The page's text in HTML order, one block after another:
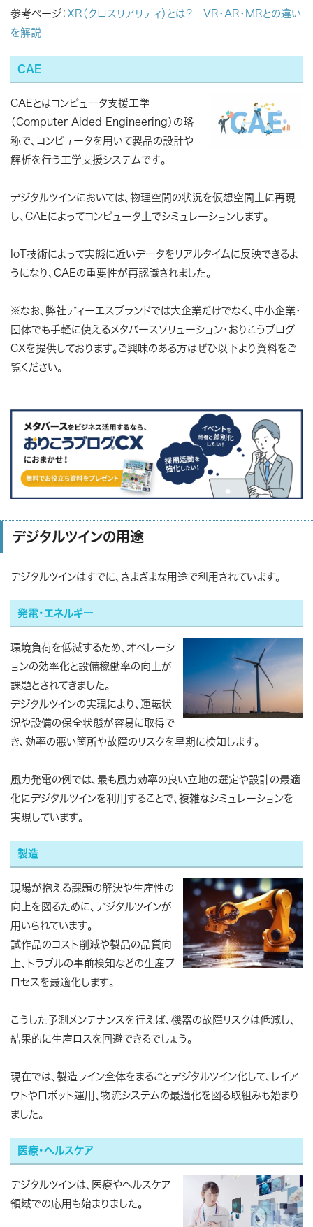
参考ページ： XR（クロスリアリティ）とは？ VR・AR・MRとの違い
を解説
CAE
CAEとはコンピュータ支援工学
（Computer Aided Engineering）の略
称で、コンピュータを用いて製品の設計や
解析を行う工学支援システムです。
デジタルツインにおいては、物理空間の状況を仮想空間上に再現
し、CAEによってコンピュータ上でシミュレーションします。
IoT技術によって実態に近いデータをリアルタイムに反映できるよ
うになり、CAEの重要性が再認識されました。
※なお、弊社ディーエスブランドでは大企業だけでなく、中小企業・
団体でも手軽に使えるメタバースソリューション・おりこうブログ
CXを提供しております。ご興味のある方はぜひ以下より資料をご
覧ください。
デジタルツインの用途
デジタルツインはすでに、さまざまな用途で利用されています。
発電・エネルギー
環境負荷を低減するため、オペレーシ
ョンの効率化と設備稼働率の向上が
課題とされてきました。
デジタルツインの実現により、運転状
況や設備の保全状態が容易に取得で
き、効率の悪い箇所や故障のリスクを早期に検知します。
風力発電の例では、最も風力効率の良い立地の選定や設計の最適
化にデジタルツインを利用することで、複雑なシミュレーションを
実現しています。
製造
現場が抱える課題の解決や生産性の
向上を図るために、デジタルツインが
用いられています。
試作品のコスト削減や製品の品質向
上、トラブルの事前検知などの生産プ
ロセスを最適化します。
こうした予測メンテナンスを行えば、機器の故障リスクは低減し、
結果的に生産ロスを回避できるでしょう。
現在では、製造ライン全体をまるごとデジタルツイン化して、レイア
ウトやロボット運用、物流システムの最適化を図る取組みも始まり
ました。
医療・ヘルスケア
デジタルツインは、医療やヘルスケア
領域での応用も始まりました。